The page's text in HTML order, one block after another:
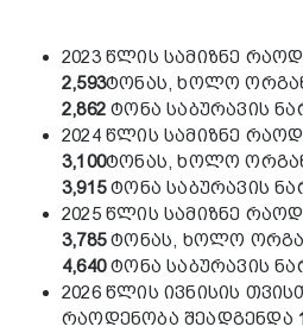
2023 წლის სამიზნე
2,593ტონას, ხოლო
2,862 ტონა საბურავის
2024 წლის სამიზნე
3,100ტონას, ხოლო
3,915ტონა საბურავის
2025 წლის სამიზნე
3,785ტონას, ხოლო
4,640ტონა საბურავის
2026 წლის ივნისის
რაოდენობა შეადგენდა